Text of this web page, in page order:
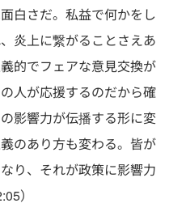
白さだ。私益で何かをし
炎上に繋がることさえあ
的でフェアな意見交換が
人が応援するのだから確
影響力が伝播する形に変
のあり方も変わる。皆が
り、それが政策に影響力
）